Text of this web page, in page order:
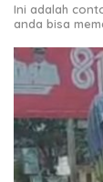
Ini adalah
anda bisa